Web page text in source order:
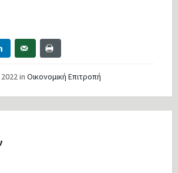
in Οικονομική Επιτροπή